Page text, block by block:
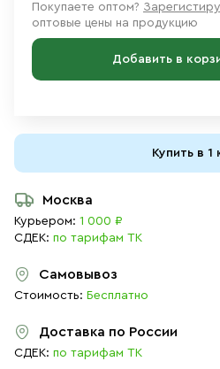
Покупаете оптом?
оптовые цены на продукцию
Добавить в
Купить в 1
Москва
Курьером: 1 000 ₽
СДЕК: по тарифам ТК
Самовывоз
Стоимость: Бесплатно
Доставка по России
СДЕК: по тарифам ТК